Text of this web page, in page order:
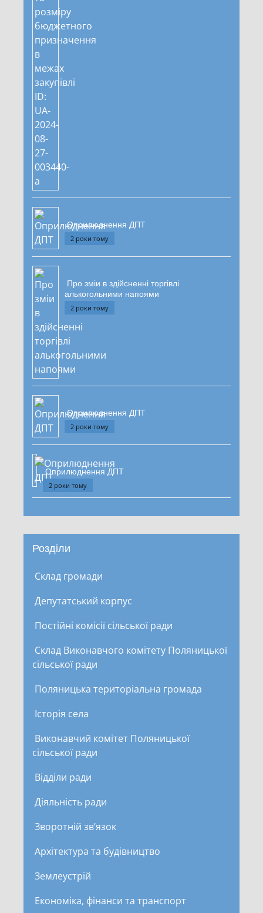
Оприлюднення ДПТ
2 роки тому
Про зміи в здійсненні торгівлі
алькогольними напоями
2 роки тому
Оприлюднення ДПТ
2 роки тому
Оприлюднення ДПТ
2 роки тому
Розділи
Склад громади
Депутатський корпус
Постійні комісії сільської ради
Склад Виконавчого комітету Поляницької
сільської ради
Поляницька територіальна громада
Історія села
Виконавчий комітет Поляницької
сільської ради
Відділи ради
Діяльність ради
Зворотній зв’язок
Архітектура та будівництво
Землеустрій
Економіка, фінанси та транспорт